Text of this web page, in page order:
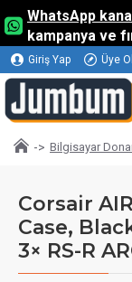
WhatsApp
kampanya ve
Giriş Yap Üye Ol
Bilgisayar
Corsair
Case,
3× RS-R